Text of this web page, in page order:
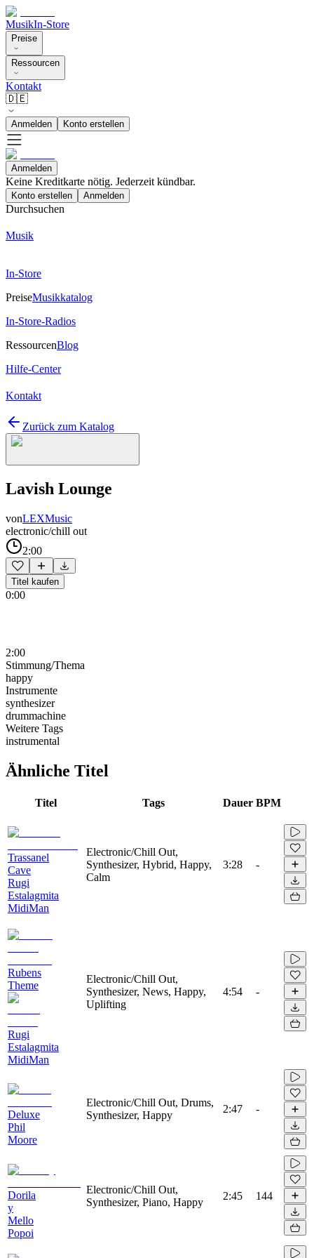
MusikIn-Store
Preise
Ressourcen
Kontakt
🇩🇪
Anmelden Konto erstellen
Anmelden
Keine Kreditkarte nötig. Jederzeit kündbar.
Konto erstellen Anmelden
Durchsuchen
Musik
In-Store
PreiseMusikkatalog
In-Store-Radios
RessourcenBlog
Hilfe-Center
Kontakt
Zurück zum Katalog
Lavish Lounge
vonLEXMusic
electronic/chill out
2:00
Titel kaufen
0:00
2:00
Stimmung/Thema
happy
Instrumente
synthesizer
drummachine
Weitere Tags
instrumental
Ähnliche Titel
Titel Tags Dauer BPM
Trassanel
Cave
Rugi
Estalagmita
MidiMan
Electronic/Chill Out,
Synthesizer, Hybrid, Happy,
Calm
3:28 -
Rubens
Theme
Rugi
Estalagmita
MidiMan
Electronic/Chill Out,
Synthesizer, News, Happy,
Uplifting
4:54 -
Deluxe
Phil
Moore
Electronic/Chill Out, Drums,
Synthesizer, Happy
2:47 -
Dorila
y
Mello
Popoi
Electronic/Chill Out,
Synthesizer, Piano, Happy
2:45 144